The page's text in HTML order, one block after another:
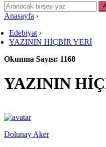
Anasayfa ›
Edebiyat ›
YAZININ HİÇBİR YERİ
Okunma Sayısı: 1168
YAZININ
Dolunay Aker